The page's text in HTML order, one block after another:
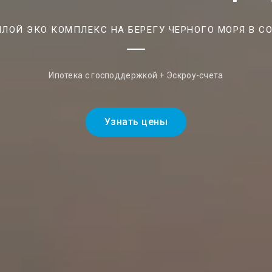
ЭКО КОМПЛЕКС НА БЕРЕГУ ЧЕРНОГО МОРЯ В
Ипотека с господдержкой + Эскроу-счета
Узнать цены